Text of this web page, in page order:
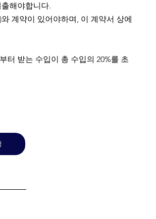
해야합니다.
계약이 있어야하며, 이 계약서 상에
터 받는 수입이 총 수입의 20%를 초